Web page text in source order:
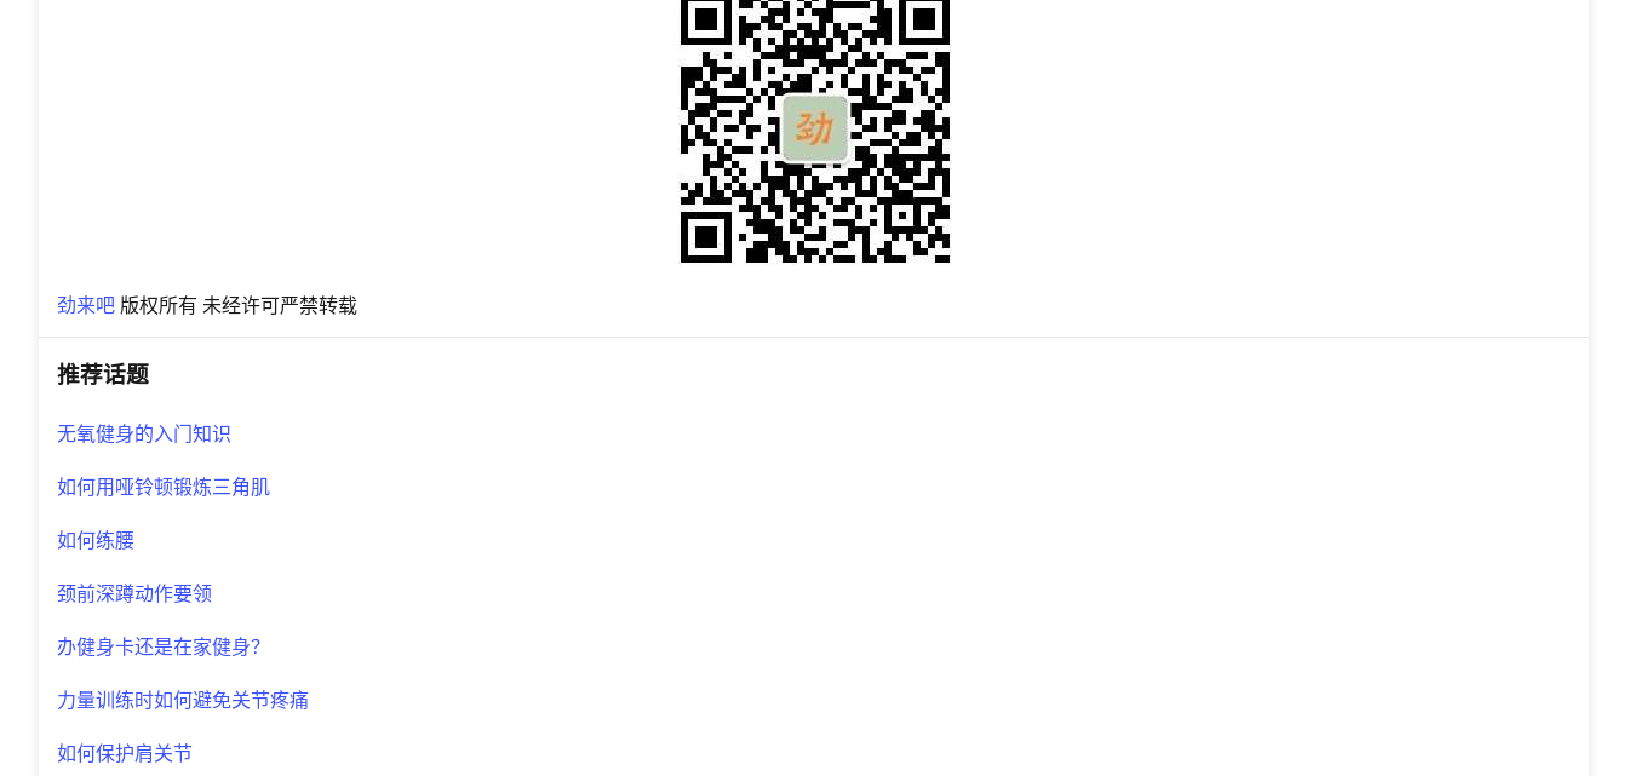
劲来吧 版权所有 未经许可严禁转载
推荐话题
无氧健身的入门知识
如何用哑铃顿锻炼三角肌
如何练腰
颈前深蹲动作要领
办健身卡还是在家健身？
力量训练时如何避免关节疼痛
如何保护肩关节